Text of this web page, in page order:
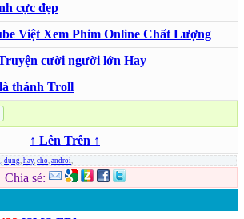
cực đẹp
Việt Xem Phim Online Chất Lượng
cười người lớn Hay
thánh Troll
↑ Lên Trên ↑
, dụng, hay, cho, androi,
Chia sẻ: